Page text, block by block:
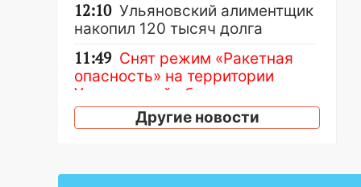
12:10 Ульяновский алиментщик
накопил 120 тысяч долга
11:49 Снят режим «Ракетная
опасность» на территории
Ульяновской области
11:30 Кабмин РФ разрешил до 1
Евро 3, Евро 4
Другие новости